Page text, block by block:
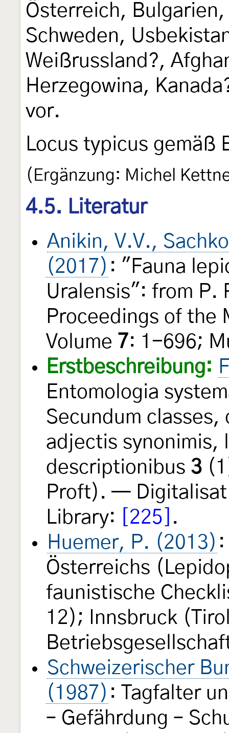
Österreich,
Schweden,
Weißrussland?,
Herzegowina,
vor.
Locus typicus gemäß
(Ergänzung: Michel
4.5. Literatur
Anikin, V.V.,
(2017) : "Fauna
Uralensis": from P.
Proceedings of the
Volume 7: 1-696;
Erstbeschreibung:
Entomologia
Secundum
adjectis synonimis,
descriptionibus 3
Proft). — Digitalisat
Library:
[225] .
Huemer, P. (2013)
Österreichs
faunistische
12); Innsbruck
Schweizerischer
(1987) : Tagfalter
– Gefährdung –